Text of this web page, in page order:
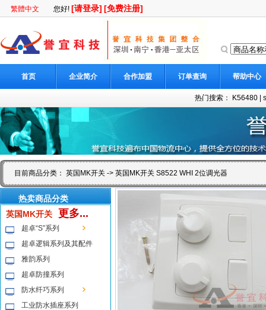
繁體中文 您好! [请登录] [免费注册]
首页 企业简介 合作加盟 订单查询 帮助中心
热门搜索： K56480
目前商品分类： 英国MK开关 -> 英国MK开关 S8522 WHI 2位调光器
热卖商品分类
英国MK开关
更多...
超卓“S”系列
超卓逻辑系列及其配件
雅韵系列
超卓防撞系列
防水纤巧系列
工业防水插座系列